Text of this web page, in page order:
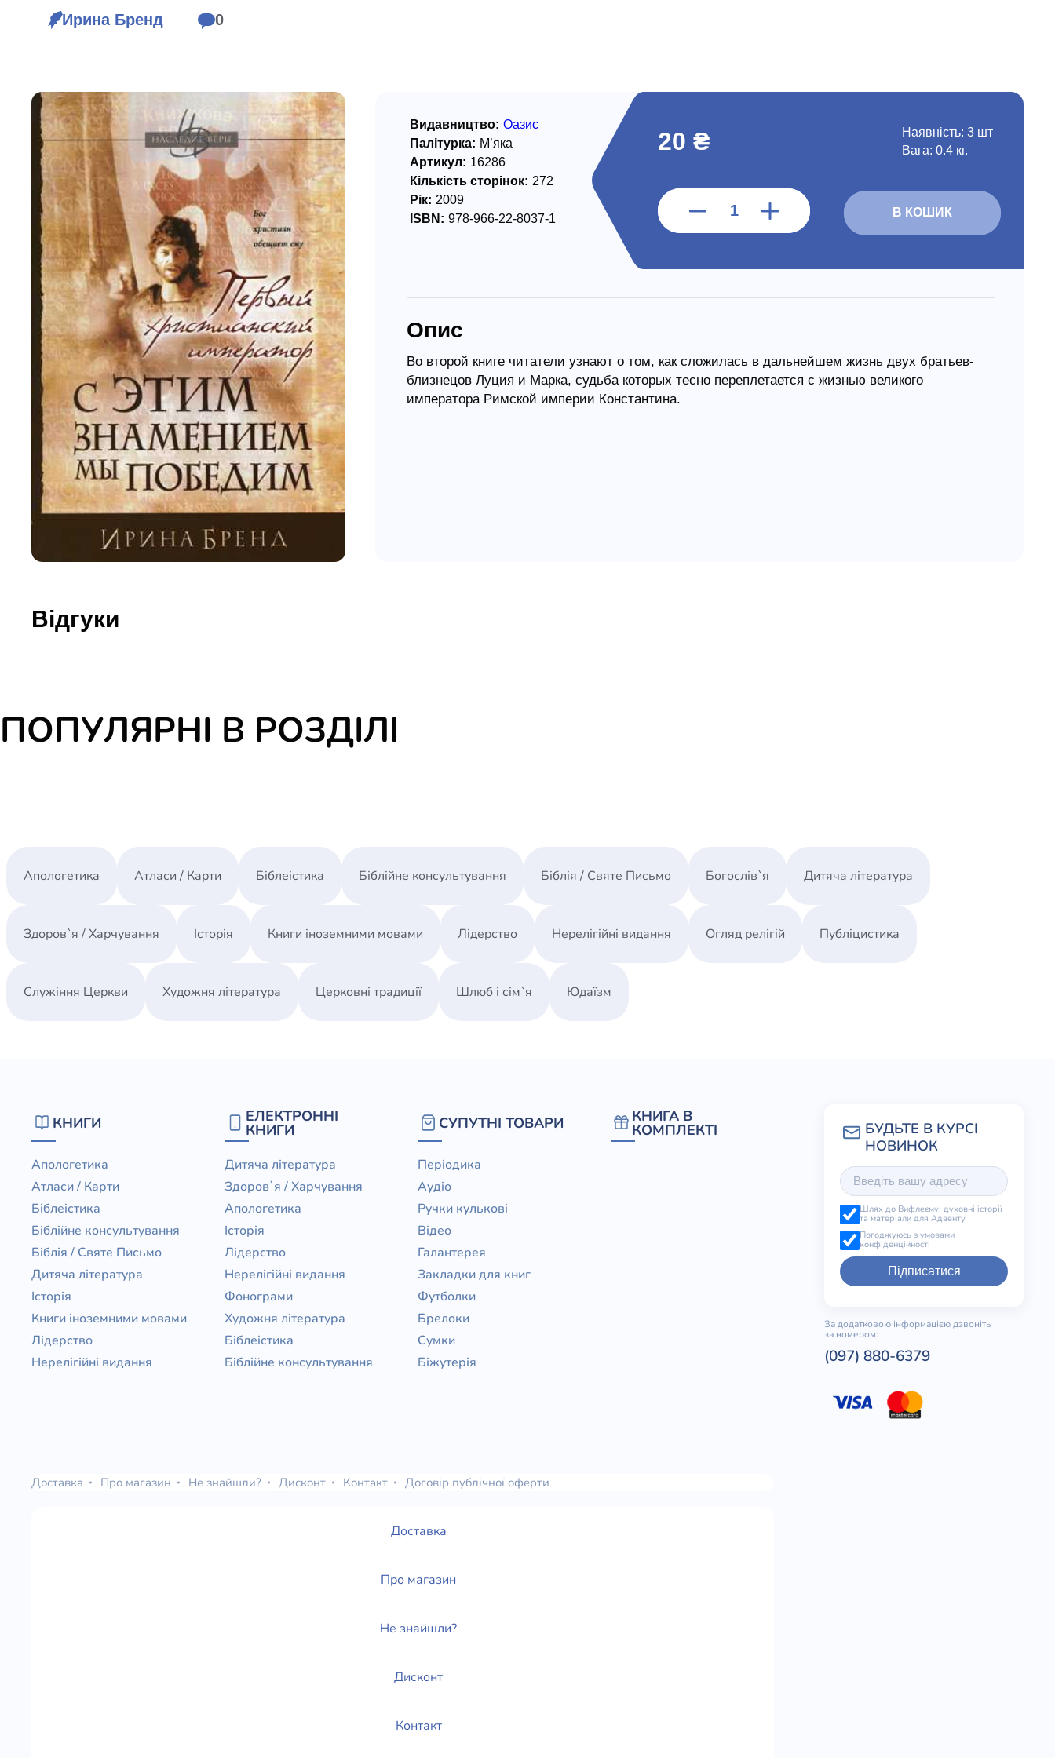
Свіжі надходження, актуальна
література та нові автори на нашій
полиці.
Книги іноземними мовами
Лідерство
Нерелігійні видання
Церковні традиції
Служіння Церкви
Публіцистика
Богослів`я
Шлюб і сім`я
Здоров`я / Харчування
Юдаїзм
Огляд релігій
Художня література
Ирина Бренд 0
20 ₴ Наявність: 3 шт
Вага: 0.4 кг.
В КОШИК
Видавництво: Оазис
Палітурка: М’яка
Артикул: 16286
Кількість сторінок: 272
Рік: 2009
ISBN: 978-966-22-8037-1
Опис
Во второй книге читатели узнают о том, как сложилась в дальнейшем жизнь двух братьев-
близнецов Луция и Марка, судьба которых тесно переплетается с жизнью великого
императора Римской империи Константина.
Відгуки
ПОПУЛЯРНІ В РОЗДІЛІ
Апологетика Атласи / Карти Біблеістика Біблійне консультування Біблія / Святе Письмо Богослів`я Дитяча література
Здоров`я / Харчування Історія Книги іноземними мовами Лідерство Нерелігійні видання Огляд релігій Публіцистика
Служіння Церкви Художня література Церковні традиції Шлюб і сім`я Юдаїзм
КНИГИ
Апологетика
Атласи / Карти
Біблеістика
Біблійне консультування
Біблія / Святе Письмо
Дитяча література
Історія
Книги іноземними мовами
Лідерство
Нерелігійні видання
ЕЛЕКТРОННІ
КНИГИ
Дитяча література
Здоров`я / Харчування
Апологетика
Історія
Лідерство
Нерелігійні видання
Фонограми
Художня література
Біблеістика
Біблійне консультування
СУПУТНІ ТОВАРИ
Періодика
Аудіо
Ручки кулькові
Відео
Галантерея
Закладки для книг
Футболки
Брелоки
Сумки
Біжутерія
КНИГА В
КОМПЛЕКТІ
Шлях до Вифлеєму: духовні історії
та матеріали для Адвенту
Погоджуюсь з умовами
конфіденційності
Підписатися
За додатковою інформацією дзвоніть
за номером:
(097) 880-6379
Доставка Про магазин Не знайшли? Дисконт Контакт Договір публічної оферти
Доставка
Про магазин
Не знайшли?
Дисконт
Контакт